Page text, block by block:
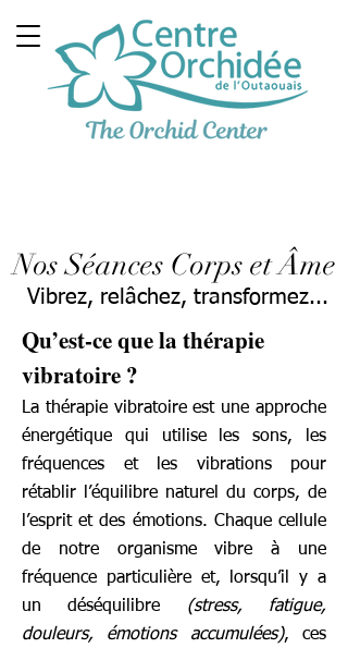
Nos Séances Corps et Âme
Vibrez, relâchez, transformez...
Qu’est-ce que la thérapie
vibratoire ?
La thérapie vibratoire est une approche
énergétique qui utilise les sons, les
fréquences et les vibrations pour
rétablir l’équilibre naturel du corps, de
l’esprit et des émotions. Chaque cellule
de notre organisme vibre à une
fréquence particulière et, lorsqu’il y a
un déséquilibre (stress, fatigue,
douleurs, émotions accumulées), ces